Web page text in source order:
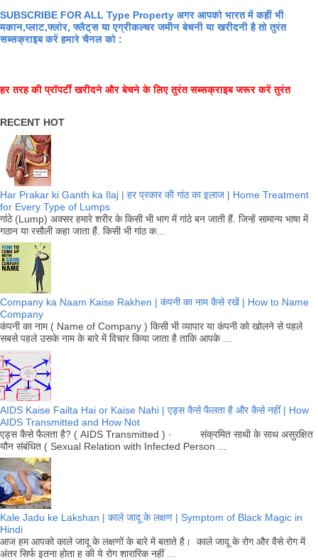
SUBSCRIBE FOR ALL Type Property अगर आपको भारत में कहीं भी
मकान,प्लाट,फ्लोर, फ्लैट्स या एग्रीकल्चर जमीन बेचनी या खरीदनी है तो तुरंत
सब्सक्राइब करें हमारे चैनल को :
हर तरह की प्रॉपर्टी खरीदने और बेचने के लिए तुरंत सब्सक्राइब जरूर करें तुरंत
RECENT HOT
Har Prakar ki Ganth ka Ilaj | हर प्रकार की गांठ का इलाज | Home Treatment
for Every Type of Lumps
गांठे (Lump) अक्सर हमारे शरीर के किसी भी भाग में गांठे बन जाती हैं. जिन्हें सामान्य भाषा में
गठान या रसौली कहा जाता हैं. किसी भी गांठ क...
Company ka Naam Kaise Rakhen | कंपनी का नाम कैसे रखें | How to Name
Company
कंपनी का नाम ( Name of Company ) किसी भी व्यापार या कंपनी को खोलने से पहले
सबसे पहले उसके नाम के बारे में विचार किया जाता है ताकि आपके ...
AIDS Kaise Failta Hai or Kaise Nahi | एड्स कैसे फैलता है और कैसे नहीं | How
AIDS Transmitted and How Not
एड्स कैसे फैलता है? ( AIDS Transmitted ) · संक्रमित साथी के साथ असुरक्षित
यौन संबंधित ( Sexual Relation with Infected Person ...
Kale Jadu ke Lakshan | काले जादू के लक्षण | Symptom of Black Magic in
Hindi
आज हम आपको काले जादू के लक्षणों के बारे में बताते है। काले जादू के रोग और वैसे रोग में
अंतर सिर्फ इतना होता ह की ये रोग शारारिक नहीं ...